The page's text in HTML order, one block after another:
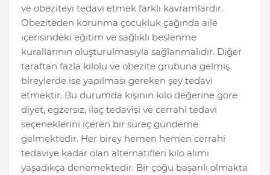
ve obeziteyi tedavi etmek farklı kavramlardır.
Obeziteden korunma çocukluk çağında aile
içerisindeki eğitim ve sağlıklı beslenme
kurallarının oluşturulmasıyla sağlanmalıdır. Diğer
taraftan fazla kilolu ve obezite grubuna gelmiş
bireylerde ise yapılması gereken şey tedavi
etmektir. Bu durumda kişinin kilo değerine göre
diyet, egzersiz, ilaç tedavisi ve cerrahi tedavi
seçeneklerini içeren bir süreç gündeme
gelmektedir. Her birey hemen hemen cerrahi
tedaviye kadar olan alternatifleri kilo alımı
yaşadıkça denemektedir. Bir çoğu başarılı olmakta